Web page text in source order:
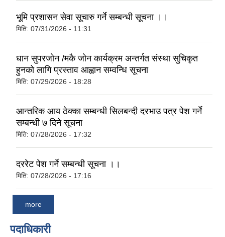
भूमि प्रशासन सेवा सूचारु गर्ने सम्बन्धी सूचना ।।
मिति: 07/31/2026 - 11:31
धान सुपरजोन /मकै जोन कार्यक्रम अन्तर्गत संस्था सुचिकृत
हुनको लागि प्रस्ताव आह्वान सम्वन्धि सूचना
मिति: 07/29/2026 - 18:28
आन्तरिक आय ठेक्का सम्बन्धी सिलबन्दी दरभाउ पत्र पेश गर्ने
सम्बन्धी ७ दिने सूचना
मिति: 07/28/2026 - 17:32
दररेट पेश गर्ने सम्बन्धी सूचना ।।
मिति: 07/28/2026 - 17:16
more
पदाधिकारी